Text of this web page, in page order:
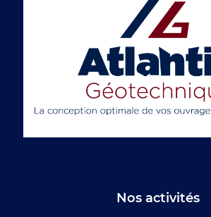
Nos activités